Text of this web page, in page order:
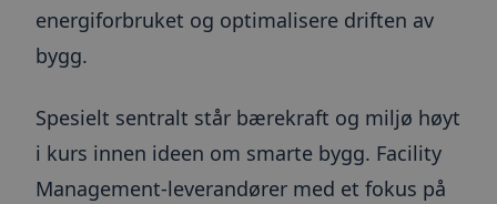
energiforbruket og optimalisere driften av
bygg.
Spesielt sentralt står bærekraft og miljø høyt
i kurs innen ideen om smarte bygg. Facility
Management-leverandører med et fokus på